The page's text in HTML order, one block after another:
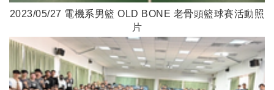
2023/05/27 電機系男籃 OLD BONE 老骨頭籃球賽活動照
片